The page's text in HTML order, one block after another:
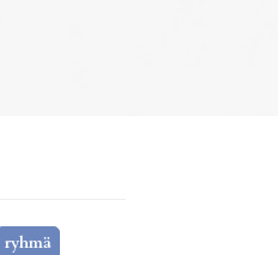
ryhmä